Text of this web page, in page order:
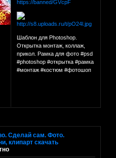
https://banned/GVcpF
Шаблон для Photoshop.
Открытка монтаж, коллаж,
прикол. Рамка для фото #psd
#photoshop #открытка #рамка
#монтаж #костюм #фотошоп
Сделай сам. Фото.
клипарт скачать